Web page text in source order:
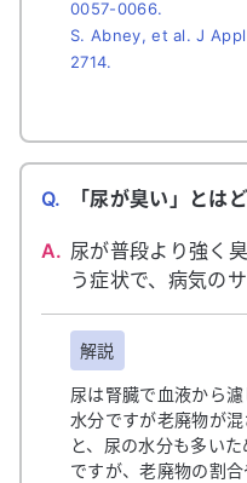
0057-0066.
S. Abney, et al. J
2714.
Q. 「尿が臭い」とは
A. 尿が普段より強く
う症状で、病気の
解説
尿は腎臓で血液から
水分ですが老廃物が
と、尿の水分も多い
ですが、老廃物の割